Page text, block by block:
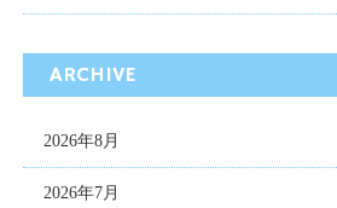
ARCHIVE
2026年8月
2026年7月